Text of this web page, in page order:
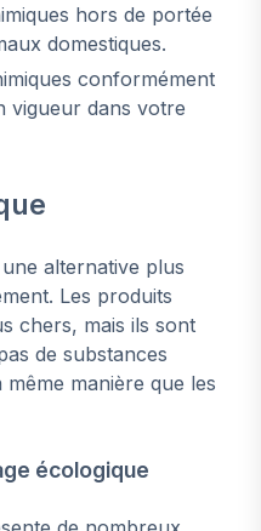
hors de portée
domestiques.
conformément
vigueur dans votre
alternative plus
Les produits
chers, mais ils sont
de substances
même manière que les
écologique